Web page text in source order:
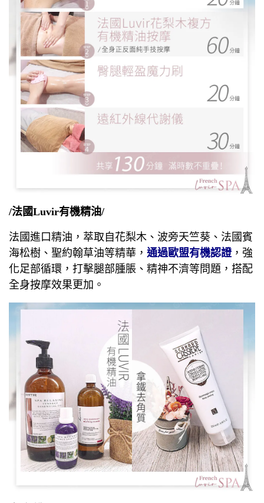
/法國Luvir有機精油/
法國進口精油，萃取自花梨木、波旁天竺葵、法國賓
海松樹、聖約翰草油等精華， 通過歐盟有機認證，強
化足部循環，打擊腿部腫脹、精神不濟等問題，搭配
全身按摩效果更加。